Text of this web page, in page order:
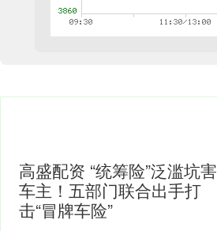
高盛配资 “统筹险”泛滥坑害
车主！五部门联合出手打
击“冒牌车险”